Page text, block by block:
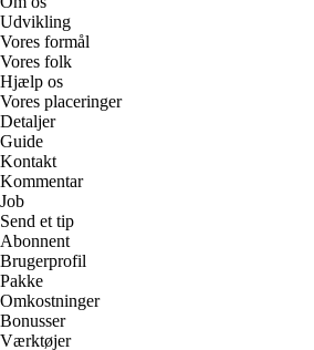
Udvikling
Vores formål
Vores folk
Hjælp os
Vores placeringer
Detaljer
Guide
Kontakt
Kommentar
Job
Send et tip
Abonnent
Brugerprofil
Pakke
Omkostninger
Bonusser
Værktøjer